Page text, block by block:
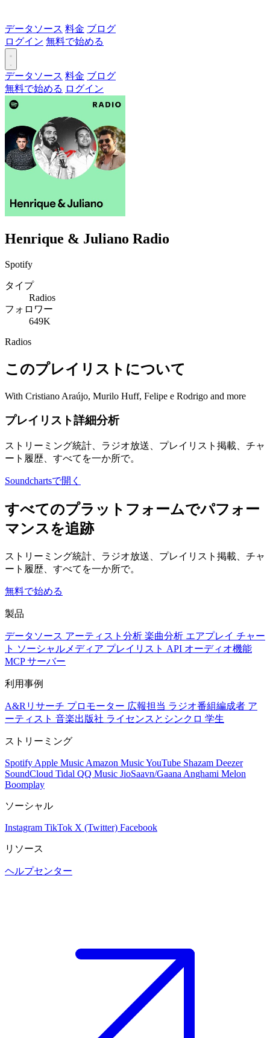
データソース 料金 ブログ
ログイン 無料で始める
データソース 料金 ブログ
無料で始める ログイン
Henrique & Juliano Radio
Spotify
タイプ
Radios
フォロワー
649K
Radios
このプレイリストについて
With Cristiano Araújo, Murilo Huff, Felipe e Rodrigo and more
プレイリスト詳細分析
ストリーミング統計、ラジオ放送、プレイリスト掲載、チャ
ート履歴、すべてを一か所で。
Soundchartsで開く
すべてのプラットフォームでパフォー
マンスを追跡
ストリーミング統計、ラジオ放送、プレイリスト掲載、チャ
ート履歴、すべてを一か所で。
無料で始める
製品
データソース アーティスト分析 楽曲分析 エアプレイ チャー
ト ソーシャルメディア プレイリスト API オーディオ機能
MCP サーバー
利用事例
A&Rリサーチ プロモーター 広報担当 ラジオ番組編成者 ア
ーティスト 音楽出版社 ライセンスとシンクロ 学生
ストリーミング
Spotify Apple Music Amazon MusicYouTube Shazam Deezer
SoundCloud Tidal QQ Music JioSaavn/Gaana Anghami Melon
Boomplay
ソーシャル
Instagram TikTok X (Twitter) Facebook
リソース
ヘルプセンター